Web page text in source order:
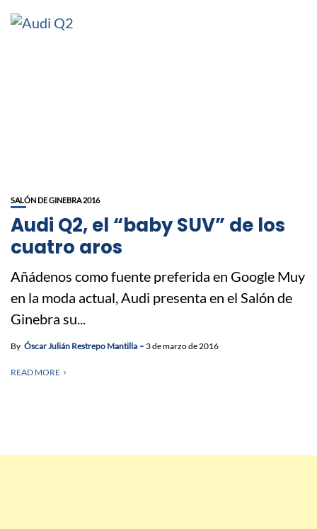
SALÓN DE GINEBRA 2016
Audi Q2, el “baby SUV” de los
cuatro aros
Añádenos como fuente preferida en Google Muy
en la moda actual, Audi presenta en el Salón de
Ginebra su...
By Óscar Julián Restrepo Mantilla 3 de marzo de 2016
READ MORE